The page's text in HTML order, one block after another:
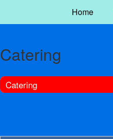
Home
Catering
Catering